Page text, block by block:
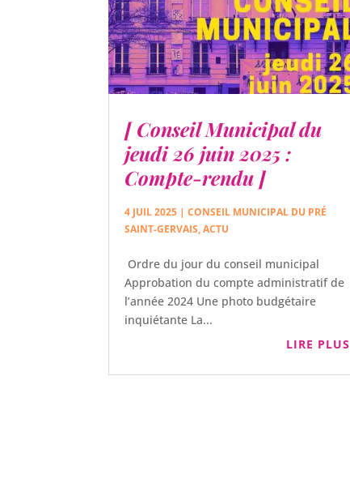
[ Conseil Municipal du
jeudi 26 juin 2025 :
Compte-rendu ]
4 JUIL 2025 |CONSEIL MUNICIPAL DU PRÉ
SAINT-GERVAIS,ACTU
Ordre du jour du conseil municipal
Approbation du compte administratif de
l’année 2024 Une photo budgétaire
inquiétante La...
LIRE PLUS